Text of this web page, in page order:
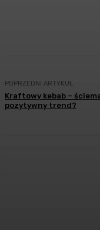
POPRZEDNI ARTYKUŁ
Kraftowy kebab –
pozytywny trend?